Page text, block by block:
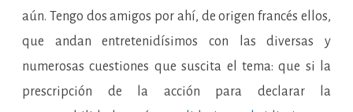
aún. Tengo dos amigos por ahí, de origen francés ellos,
que andan entretenidísimos con las diversas y
numerosas cuestiones que suscita el tema: que si la
prescripción de la acción para declarar la